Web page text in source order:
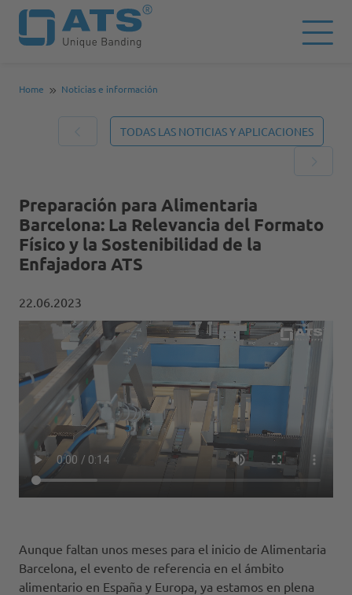
Home Noticias e información
TODAS LAS NOTICIAS Y APLICACIONES
Preparación para Alimentaria
Barcelona: La Relevancia del Formato
Físico y la Sostenibilidad de la
Enfajadora ATS
22.06.2023
Aunque faltan unos meses para el inicio de Alimentaria
Barcelona, el evento de referencia en el ámbito
alimentario en España y Europa, ya estamos en plena